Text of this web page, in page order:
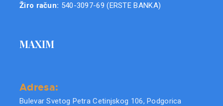
Žiro račun: 540-3097-69 (ERSTE BANKA)
MAXIM
Adresa:
Bulevar Svetog Petra Cetinjskog 106, Podgorica